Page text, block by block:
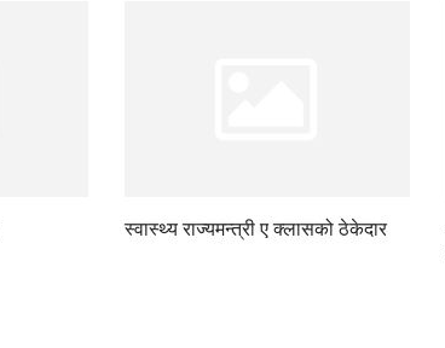
स्वास्थ्य राज्यमन्त्री ए क्लासको ठेकेदार